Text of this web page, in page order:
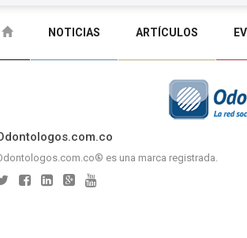
NOTICIAS ARTÍCULOS
es una marca registrada.